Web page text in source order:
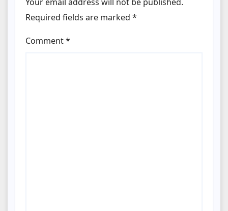
Required fields are marked *
Comment*